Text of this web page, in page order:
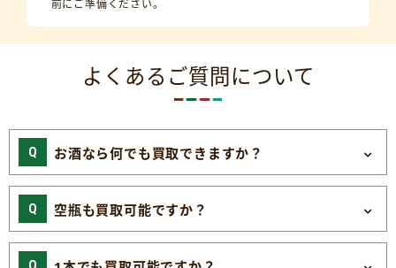
前にご準備ください。
よくあるご質問について
お酒なら何でも買取できますか？
空瓶も買取可能ですか？